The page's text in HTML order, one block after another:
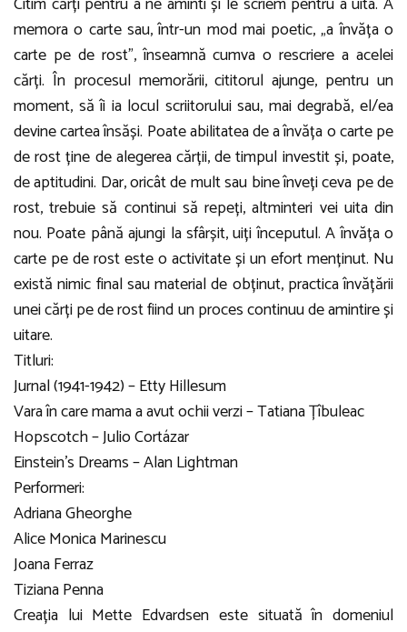
memora o carte sau, într-un mod mai poetic, „a învăța o
carte pe de rost”, înseamnă cumva o rescriere a acelei
cărți. În procesul memorării, cititorul ajunge, pentru un
moment, să îi ia locul scriitorului sau, mai degrabă, el/ea
devine cartea însăși. Poate abilitatea de a învăța o carte pe
de rost ține de alegerea cărții, de timpul investit și, poate,
de aptitudini. Dar, oricât de mult sau bine înveți ceva pe de
rost, trebuie să continui să repeți, altminteri vei uita din
nou. Poate până ajungi la sfârșit, uiți începutul. A învăța o
carte pe de rost este o activitate și un efort menținut. Nu
există nimic final sau material de obținut, practica învățării
unei cărți pe de rost fiind un proces continuu de amintire și
uitare.
Titluri:
Jurnal (1941-1942) – Etty Hillesum
Vara în care mama a avut ochii verzi – Tatiana Țîbuleac
Hopscotch – Julio Cortázar
Einstein’s Dreams – Alan Lightman
Performeri:
Adriana Gheorghe
Alice Monica Marinescu
Joana Ferraz
Tiziana Penna
Creația lui Mette Edvardsen este situată în domeniul